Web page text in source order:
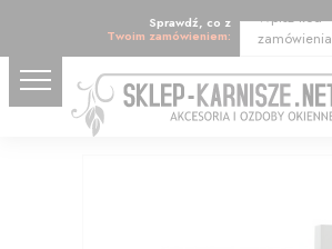
Sprawdź, co z
Twoim zamówieniem:
Wpisz kod
zamówienia